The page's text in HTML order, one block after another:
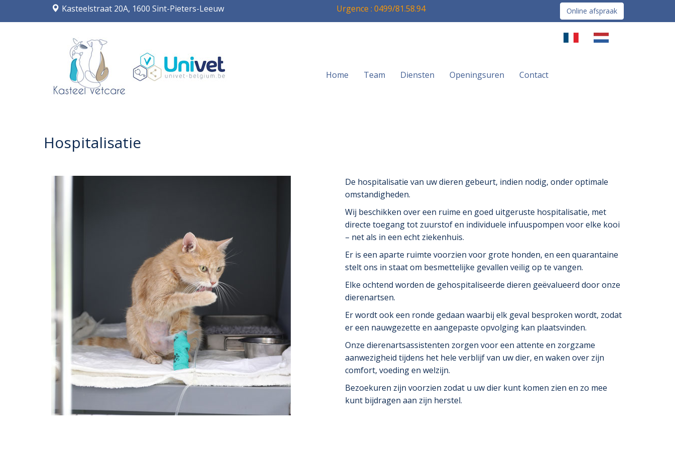
Kasteelstraat 20A, 1600 Sint-Pieters-Leeuw Urgence : 0499/81.58.94 Online afspraak
Home Team Diensten Openingsuren Contact
Hospitalisatie
De hospitalisatie van uw dieren gebeurt, indien nodig, onder optimale
omstandigheden.
Wij beschikken over een ruime en goed uitgeruste hospitalisatie, met
directe toegang tot zuurstof en individuele infuuspompen voor elke kooi
– net als in een echt ziekenhuis.
Er is een aparte ruimte voorzien voor grote honden, en een quarantaine
stelt ons in staat om besmettelijke gevallen veilig op te vangen.
Elke ochtend worden de gehospitaliseerde dieren geëvalueerd door onze
dierenartsen.
Er wordt ook een ronde gedaan waarbij elk geval besproken wordt, zodat
er een nauwgezette en aangepaste opvolging kan plaatsvinden.
Onze dierenartsassistenten zorgen voor een attente en zorgzame
aanwezigheid tijdens het hele verblijf van uw dier, en waken over zijn
comfort, voeding en welzijn.
Bezoekuren zijn voorzien zodat u uw dier kunt komen zien en zo mee
kunt bijdragen aan zijn herstel.